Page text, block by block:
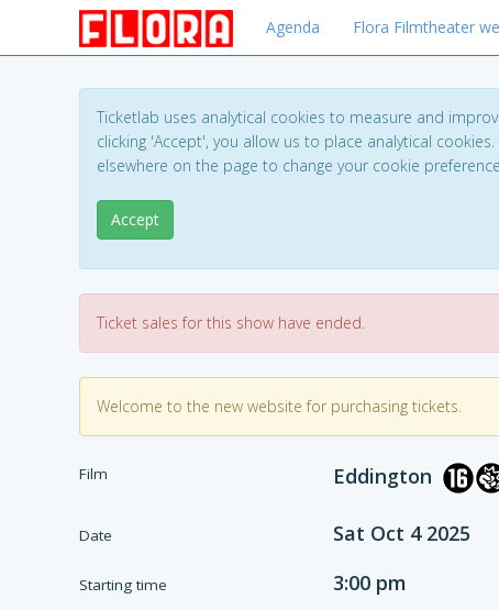
Agenda Flora Filmtheater
Ticketlab uses analytical cookies to measure and
clicking 'Accept', you allow us to place analytical
elsewhere on the page to change your cookie
Accept
Ticket sales for this show have ended.
Welcome to the new website for purchasing tickets.
Film Eddington
Date Sat Oct 4 2025
Starting time 3:00 pm